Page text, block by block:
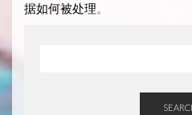
据如何被处理。